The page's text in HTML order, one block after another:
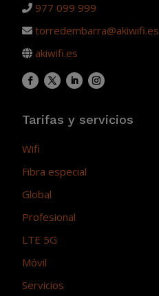
977 099 999
torredembarra@akiwifi.es
akiwifi.es
Tarifas y servicios
Wifi
Fibra especial
Global
Profesional
LTE 5G
Móvil
Servicios